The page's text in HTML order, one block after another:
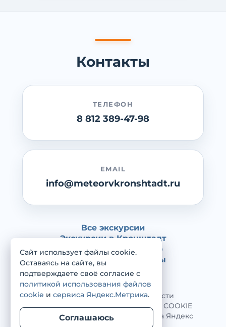
Контакты
ТЕЛЕФОН
8 812 389-47-98
EMAIL
info@meteorvkronshtadt.ru
Все экскурсии
Экскурсии в Кронштадт
Экскурсии в Петергоф
Экскурсии в пригороды
Блог
Политика конфиденциальности
Политика использования файлов COOKIE
Политика использования сервиса Яндекс
Сайт использует файлы cookie.
Оставаясь на сайте, вы
подтверждаете своё согласие с
политикой использования файлов
cookie и сервиса Яндекс.Метрика.
Соглашаюсь